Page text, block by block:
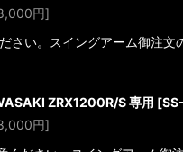
円]
さい。スイングアーム御注文
ZRX1200R/S 専用 [
円]